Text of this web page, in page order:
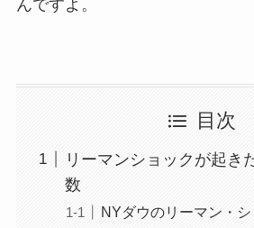
んですよ。
目次
リーマンショックが起き
数
NYダウのリーマン・